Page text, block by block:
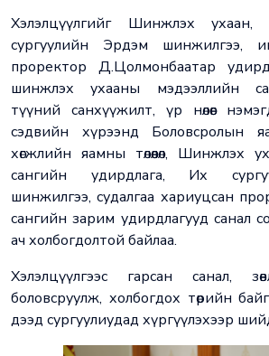
Хэлэлцүүлгийг Шинжлэх ухаан,
сургуулийн Эрдэм шинжилгээ,
проректор Д.Цолмонбаатар
шинжлэх ухааны мэдээллийн
түүний санхүүжилт, үр нөлөөг
сэдвийн хүрээнд Боловсролын
хөгжлийн яамны төлөөлөл, Шинжлэх
сангийн удирдлага, Их
шинжилгээ, судалгаа хариуцсан
сангийн зарим удирдлагууд санал
ач холбогдолтой байлаа.
Хэлэлцүүлгээс гарсан санал,
боловсруулж, холбогдох төрийн
дээд сургуулиудад хүргүүлэхээр